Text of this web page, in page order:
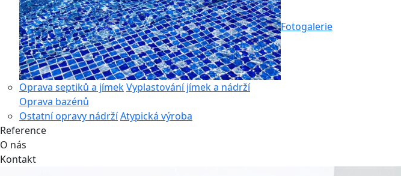
Oprava septiků a jímekVyplastování jímek a nádrží
Oprava bazénů
Ostatní opravy nádržíAtypická výroba
Reference
O nás
Kontakt
Fotogalerie